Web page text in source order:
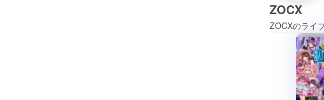
ZOCX
ZOCXのライ